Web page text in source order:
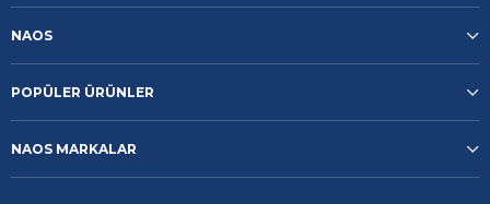
NAOS
POPÜLER ÜRÜNLER
NAOS MARKALAR